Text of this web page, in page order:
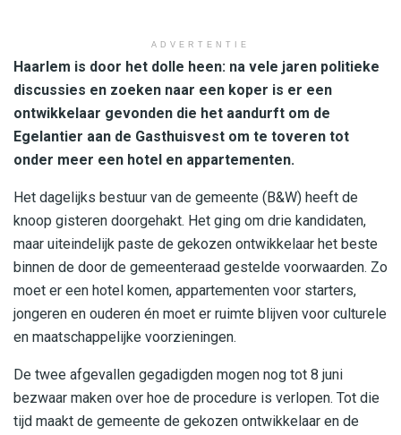
ADVERTENTIE
Haarlem is door het dolle heen: na vele jaren politieke
discussies en zoeken naar een koper is er een
ontwikkelaar gevonden die het aandurft om de
Egelantier aan de Gasthuisvest om te toveren tot
onder meer een hotel en appartementen.
Het dagelijks bestuur van de gemeente (B&W) heeft de
knoop gisteren doorgehakt. Het ging om drie kandidaten,
maar uiteindelijk paste de gekozen ontwikkelaar het beste
binnen de door de gemeenteraad gestelde voorwaarden. Zo
moet er een hotel komen, appartementen voor starters,
jongeren en ouderen én moet er ruimte blijven voor culturele
en maatschappelijke voorzieningen.
De twee afgevallen gegadigden mogen nog tot 8 juni
bezwaar maken over hoe de procedure is verlopen. Tot die
tijd maakt de gemeente de gekozen ontwikkelaar en de